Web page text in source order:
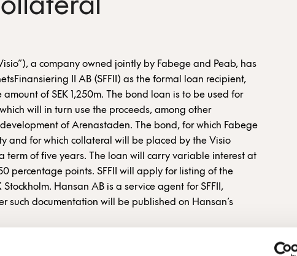
a company owned jointly by Fabege and Peab, has
II AB (SFFII) as the formal loan recipient,
of SEK 1,250m. The bond loan is to be used for
will in turn use the proceeds, among other
of Arenastaden. The bond, for which Fabege
and for which collateral will be placed by the Visio
term of five years. The loan will carry variable interest at
percentage points. SFFII will apply for listing of the
Hansan AB is a service agent for SFFII,
such documentation will be published on Hansan’s